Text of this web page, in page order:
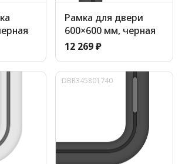
Рамка для двери
600×600 мм, черная
12 269 ₽
DBR345801740